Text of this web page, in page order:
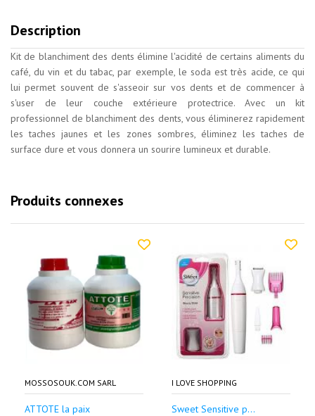
Description
Kit de blanchiment des dents élimine l'acidité de certains aliments du
café, du vin et du tabac, par exemple, le soda est très acide, ce qui
lui permet souvent de s'asseoir sur vos dents et de commencer à
s'user de leur couche extérieure protectrice. Avec un kit
professionnel de blanchiment des dents, vous éliminerez rapidement
les taches jaunes et les zones sombres, éliminez les taches de
surface dure et vous donnera un sourire lumineux et durable.
Produits connexes
MOSSOSOUK.COM SARL
ATTOTE la paix
I LOVE SHOPPING
Sweet Sensitive p...